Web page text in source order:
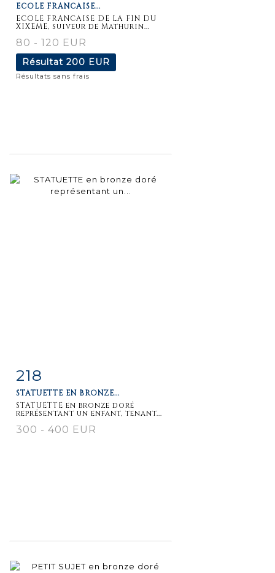
détaillée
ECOLE FRANCAISE...
ECOLE FRANCAISE DE LA FIN DU
XIXEME, suiveur de Mathurin...
80 - 120 EUR
Résultat 200 EUR
Résultats sans frais
détaillée
218
STATUETTE EN BRONZE...
STATUETTE en bronze doré
représentant un enfant, tenant...
300 - 400 EUR